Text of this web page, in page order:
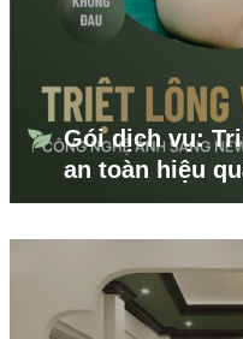
Gói dịch vụ:
an toàn hiệu